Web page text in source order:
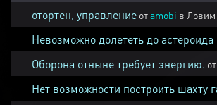
отортен, управление отamobi в Ловим
Невозможно долететь до астероида
Оборона отныне требует энергию. от
Нет возможности построить шахту